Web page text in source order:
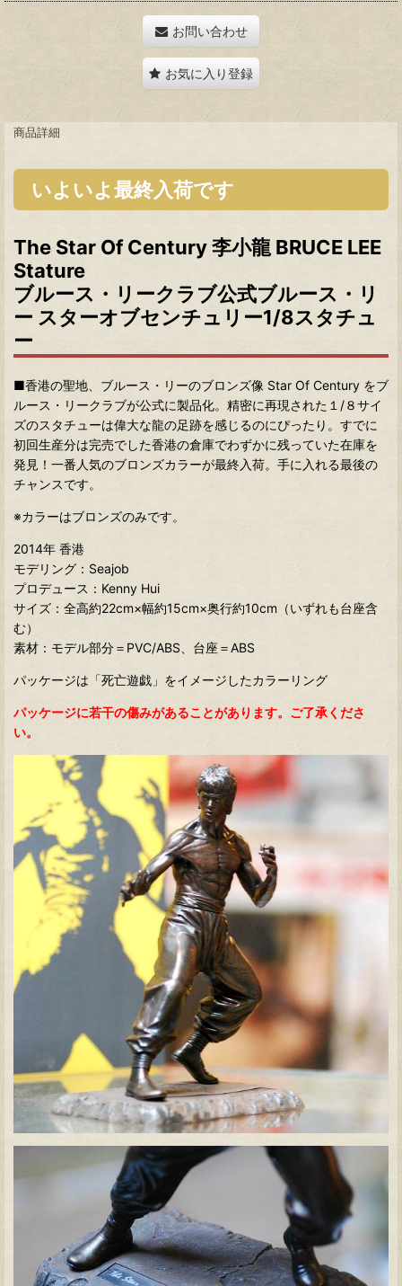
お問い合わせ
お気に入り登録
商品詳細
いよいよ最終入荷です
The Star Of Century 李小龍 BRUCE LEE
Stature
ブルース・リークラブ公式ブルース・リ
ー スターオブセンチュリー1/8スタチュ
ー
■香港の聖地、ブルース・リーのブロンズ像 Star Of Century をブ
ルース・リークラブが公式に製品化。精密に再現された１/８サイ
ズのスタチューは偉大な龍の足跡を感じるのにぴったり。すでに
初回生産分は完売でした香港の倉庫でわずかに残っていた在庫を
発見！一番人気のブロンズカラーが最終入荷。手に入れる最後の
チャンスです。
※カラーはブロンズのみです。
2014年 香港
モデリング：Seajob
プロデュース：Kenny Hui
サイズ：全高約22cm×幅約15cm×奥行約10cm（いずれも台座含
む）
素材：モデル部分＝PVC/ABS、台座＝ABS
パッケージは「死亡遊戯」をイメージしたカラーリング
パッケージに若干の傷みがあることがあります。ご了承くださ
い。